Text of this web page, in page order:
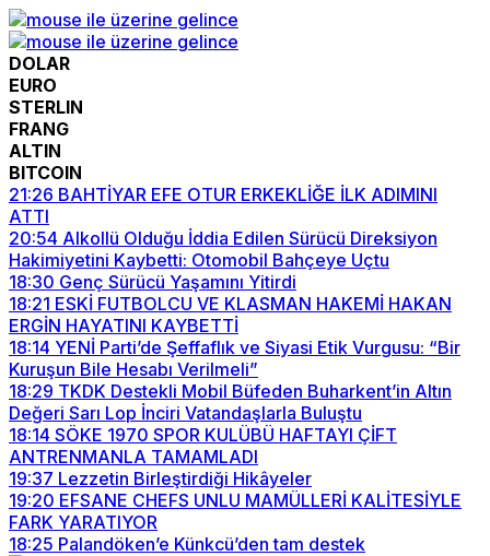
DOLAR
EURO
STERLIN
FRANG
ALTIN
BITCOIN
21:26 BAHTİYAR EFE OTUR ERKEKLİĞE İLK ADIMINI
ATTI
20:54 Alkollü Olduğu İddia Edilen Sürücü Direksiyon
Hakimiyetini Kaybetti: Otomobil Bahçeye Uçtu
18:30 Genç Sürücü Yaşamını Yitirdi
18:21 ESKİ FUTBOLCU VE KLASMAN HAKEMİ HAKAN
ERGİN HAYATINI KAYBETTİ
18:14 YENİ Parti’de Şeffaflık ve Siyasi Etik Vurgusu: “Bir
Kuruşun Bile Hesabı Verilmeli”
18:29 TKDK Destekli Mobil Büfeden Buharkent’in Altın
Değeri Sarı Lop İnciri Vatandaşlarla Buluştu
18:14 SÖKE 1970 SPOR KULÜBÜ HAFTAYI ÇİFT
ANTRENMANLA TAMAMLADI
19:37 Lezzetin Birleştirdiği Hikâyeler
19:20 EFSANE CHEFS UNLU MAMÜLLERİ KALİTESİYLE
FARK YARATIYOR
18:25 Palandöken’e Künkcü’den tam destek